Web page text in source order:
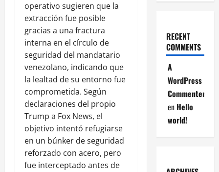
operativo sugieren que la
extracción fue posible
gracias a una fractura
interna en el círculo de
seguridad del mandatario
venezolano, indicando que
la lealtad de su entorno fue
comprometida. Según
declaraciones del propio
Trump a Fox News, el
objetivo intentó refugiarse
en un búnker de seguridad
reforzado con acero, pero
fue interceptado antes de
RECENT
COMMENTS
A
WordPress
Commenter
en Hello
world!